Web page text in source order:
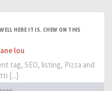
HERE IT IS. CHEW ON THIS
lou
tag, SEO, listing, Pizza and
[...]